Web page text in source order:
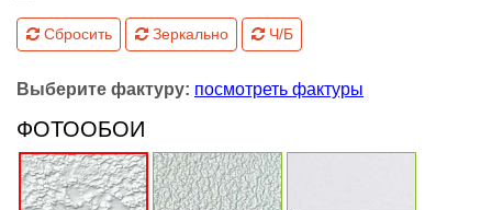
Сбросить Зеркально Ч/Б
Выберите фактуру: посмотреть фактуры
ФОТООБОИ